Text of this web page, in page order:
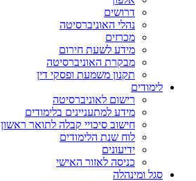
דרושים
נהלי האוניברסיטה
מכרזים
מידע לשעת חירום
מבקרת האוניברסיטה
תקנון משמעת ופסקי דין
לימודים
רישום לאוניברסיטה
מידע למתעניינים בלימודים
חישוב סיכויי קבלה לתואר ראשון
לוח שנת הלימודים
ידיעונים
כניסה לאזור האישי
סגל ומינהלה